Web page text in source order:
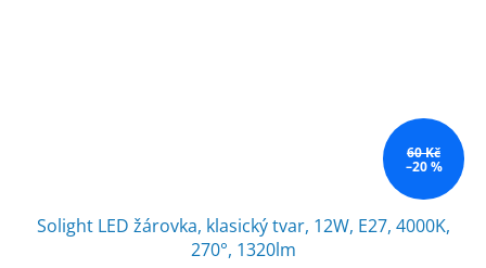
60 Kč
–20 %
Solight LED žárovka, klasický tvar, 12W, E27, 4000K,
270°, 1320lm